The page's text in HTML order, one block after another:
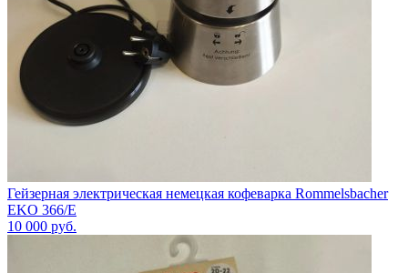
Гейзерная электрическая немецкая кофеварка Rommelsbacher
EKO 366/E
10 000 руб.